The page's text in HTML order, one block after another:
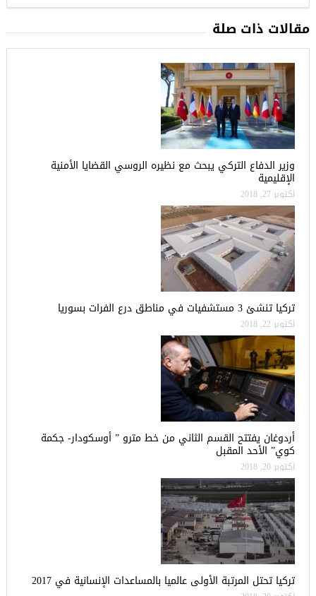
مقالات ذات صلة
وزير الدفاع التركي يبحث مع نظيره الروسي القضايا الأمنية
الإقليمية
أكتوبر 27, 2018
تركيا تنشئ 3 مستشفيات في مناطق درع الفرات بسوريا
أكتوبر 22, 2018
أردوغان يفتتح القسم الثاني من خط مترو ” أوسكودار- جكمة
كوي” الأحد المقبل
أكتوبر 20, 2018
تركيا تحتل المرتبة الأولى عالميا بالمساعدات الإنسانية في 2017